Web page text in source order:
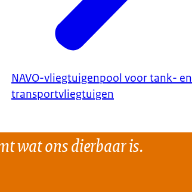
NAVO-vliegtuigenpool voor tank- en
transportvliegtuigen
wat ons dierbaar is.